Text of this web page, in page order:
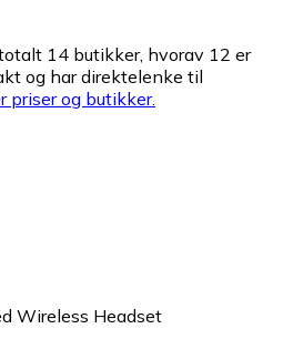
14 butikker, hvorav 12 er
og har direktelenke til
priser og butikker.
Wireless Headset